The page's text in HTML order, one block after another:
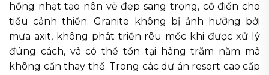
hồng nhạt tạo nên vẻ đẹp sang trọng, cổ điển cho
tiểu cảnh thiền. Granite không bị ảnh hưởng bởi
mưa axit, không phát triển rêu mốc khi được xử lý
đúng cách, và có thể tồn tại hàng trăm năm mà
không cần thay thế. Trong các dự án resort cao cấp